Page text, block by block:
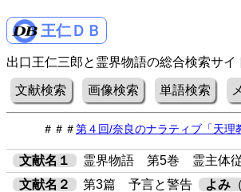
王仁ＤＢ
出口王仁三郎と霊界物語の総合検索サイ
文献検索 画像検索 単語検索
＃＃＃第４回/奈良のナラティブ「天理
文献名１
霊界物語 第5巻 霊主体
文献名２
第3篇 予言と警告 よみ